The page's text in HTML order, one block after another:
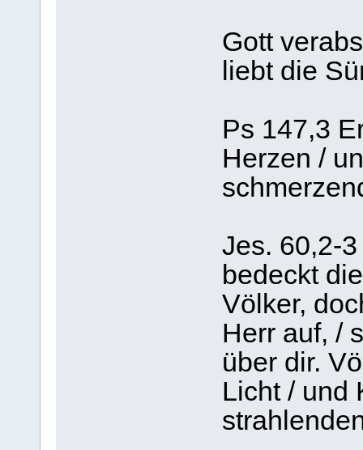
Gott
liebt die
Ps 147,3
Herzen /
Jes. 60,2-
bedeckt
Völker,
Herr auf, /
über dir.
Licht / und